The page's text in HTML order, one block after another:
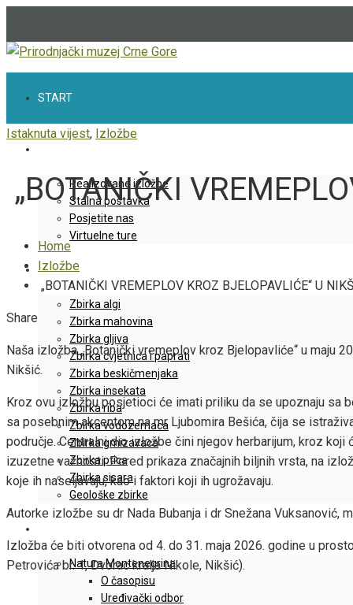
START
Realizovane izložbe
Stalna postavka
Posjetite nas
Virtuelne ture
ZBIRKE
Zbirka algi
Zbirka mahovina
Zbirka gljiva
Zbirka cvjetnica i paprati
Zbirka beskičmenjaka
Zbirka insekata
Zbirka riba
Zbirka vodozemaca
Zbirka gmizavaca
Zbirka ptica
Zbirka sisara
Geološke zbirke
Natura Montenegrina
O časopisu
Uređivački odbor
Istaknuta vijest, Izložbe
„BOTANIČKI
Home
Izložbe
„BOTANIČKI VREMEPLOV KROZ BJELOPAVLIĆE“ U
Facebook
Twitter
LinkedIn
Pinterest
Stumbleupon
Email
Share
Naša izložba „Botanički vremeplov kroz Bjelopavliće“ u maju
Nikšić.
Kroz ovu izložbu posjetioci će imati priliku da se upoznaju sa
sa posebnim akcentom na mr Ljubomira Bešića, čija se
područje. Centralni dio izložbe čini njegov herbarijum, kroz
izuzetne važnosti. Pored prikaza značajnih biljnih vrsta, na
koje ih naseljavaju, kao i faktori koji ih ugrožavaju.
Autorke izložbe su dr Nada Bubanja i dr Snežana Vuksanović,
Izložba će biti otvorena od 4. do 31. maja 2026. godine u
Petrovića br. 1, Dvorac kralja Nikole, Nikšić).